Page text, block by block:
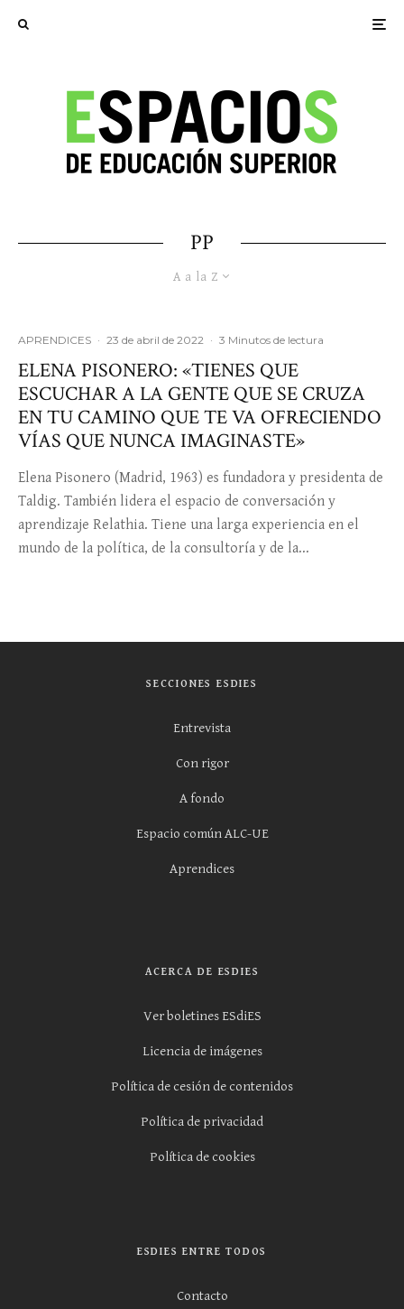
PP
A a la Z
APRENDICES · 23 de abril de 2022 · 3 Minutos de lectura
ELENA PISONERO: «TIENES QUE
ESCUCHAR A LA GENTE QUE SE CRUZA
EN TU CAMINO QUE TE VA OFRECIENDO
VÍAS QUE NUNCA IMAGINASTE»
Elena Pisonero (Madrid, 1963) es fundadora y presidenta de
Taldig. También lidera el espacio de conversación y
aprendizaje Relathia. Tiene una larga experiencia en el
mundo de la política, de la consultoría y de la...
SECCIONES ESDIES
Entrevista
Con rigor
A fondo
Espacio común ALC-UE
Aprendices
ACERCA DE ESDIES
Ver boletines ESdiES
Licencia de imágenes
Política de cesión de contenidos
Política de privacidad
Política de cookies
ESDIES ENTRE TODOS
Contacto